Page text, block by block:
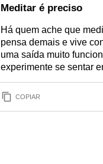
Meditar é preciso
Há quem ache que
pensa demais e vive
uma saída muito
experimente se sentar
COPIAR